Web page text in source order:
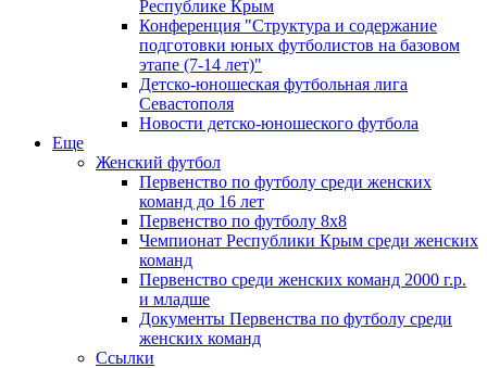
Республике Крым
Конференция "Структура и содержание
подготовки юных футболистов на базовом
этапе (7-14 лет)"
Детско-юношеская футбольная лига
Севастополя
Новости детско-юношеского футбола
Еще
Женский футбол
Первенство по футболу среди женских
команд до 16 лет
Первенство по футболу 8х8
Чемпионат Республики Крым среди женских
команд
Первенство среди женских команд 2000 г.р.
и младше
Документы Первенства по футболу среди
женских команд
Ссылки